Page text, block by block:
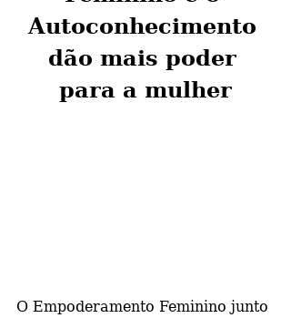
Autoconhecimento
dão mais poder
para a mulher
O Empoderamento Feminino junto